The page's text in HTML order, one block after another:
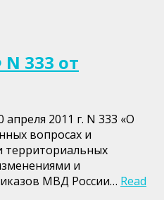
333 от
2011 г. N 333 «О
вопросах и
территориальных
и
МВД России… Read